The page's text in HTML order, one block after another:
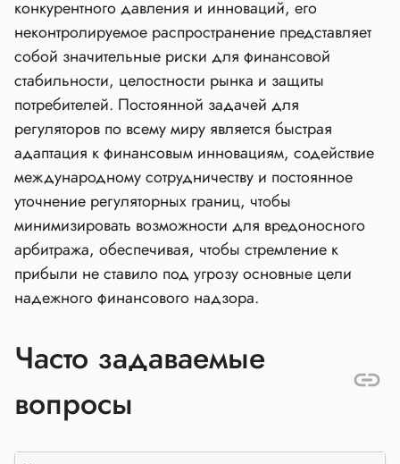
конкурентного давления и инноваций, его
неконтролируемое распространение представляет
собой значительные риски для финансовой
стабильности, целостности рынка и защиты
потребителей. Постоянной задачей для
регуляторов по всему миру является быстрая
адаптация к финансовым инновациям, содействие
международному сотрудничеству и постоянное
уточнение регуляторных границ, чтобы
минимизировать возможности для вредоносного
арбитража, обеспечивая, чтобы стремление к
прибыли не ставило под угрозу основные цели
надежного финансового надзора.
Часто задаваемые
вопросы